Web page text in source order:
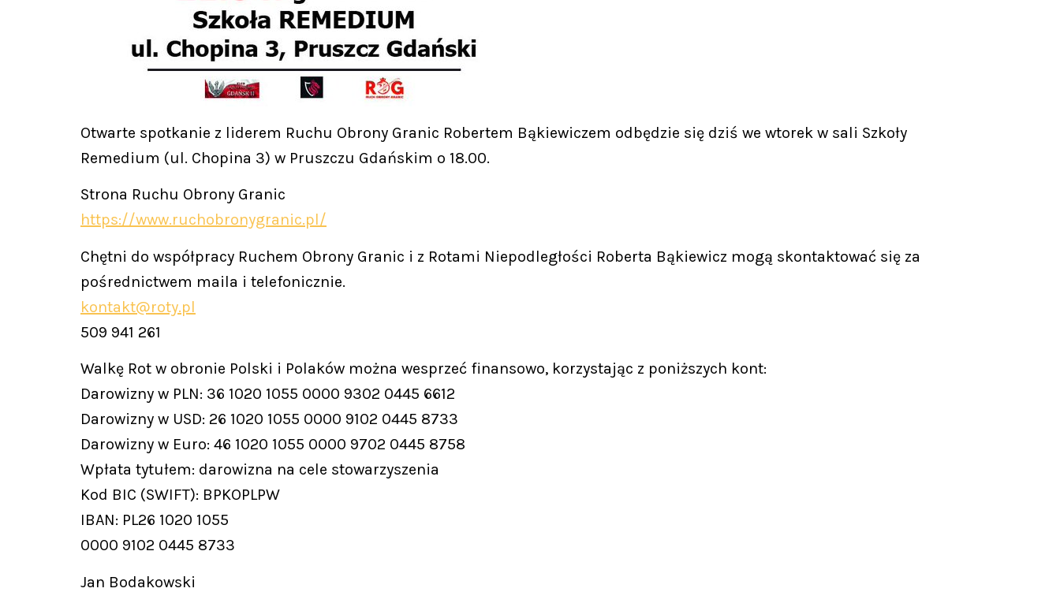
Otwarte spotkanie z liderem Ruchu Obrony Granic Robertem Bąkiewiczem odbędzie się dziś we wtorek w sali Szkoły
Remedium (ul. Chopina 3) w Pruszczu Gdańskim o 18.00.
Strona Ruchu Obrony Granic
https://www.ruchobronygranic.pl/
Chętni do współpracy Ruchem Obrony Granic i z Rotami Niepodległości Roberta Bąkiewicz mogą skontaktować się za
pośrednictwem maila i telefonicznie.
kontakt@roty.pl
509 941 261
Walkę Rot w obronie Polski i Polaków można wesprzeć finansowo, korzystając z poniższych kont:
Darowizny w PLN: 36 1020 1055 0000 9302 0445 6612
Darowizny w USD: 26 1020 1055 0000 9102 0445 8733
Darowizny w Euro: 46 1020 1055 0000 9702 0445 8758
Wpłata tytułem: darowizna na cele stowarzyszenia
Kod BIC (SWIFT): BPKOPLPW
IBAN: PL26 1020 1055
0000 9102 0445 8733
Jan Bodakowski